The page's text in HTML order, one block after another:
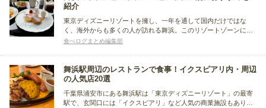
紹介
東京ディズニーリゾートを擁し、一年を通して国内だけではな
く、海外からも多くの人が訪れる舞浜。このリゾートゾーンに
は、高級ホテル群が立ち並び、それぞれのホテルではクオリティ
食べログまとめ編集部
舞浜駅周辺のレストランで食事！イクスピアリ内・周辺
の人気店20選
千葉県浦安市にある舞浜駅は「東京ディズニーリゾート」の最寄
駅で、玄関口には「イクスピアリ」など人気の商業施設もありま